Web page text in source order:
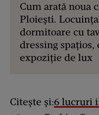
Cum arată noua
Ploiești.
dormitoare cu
dressing spațios,
expoziție de lux
Citește și:6 lucruri